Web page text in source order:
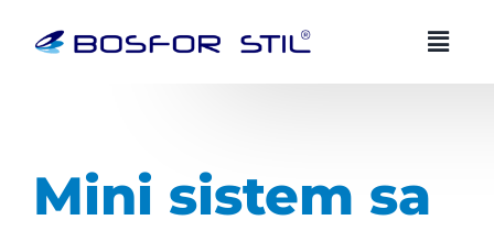
Uvijek dostupan
Mini sistem sa